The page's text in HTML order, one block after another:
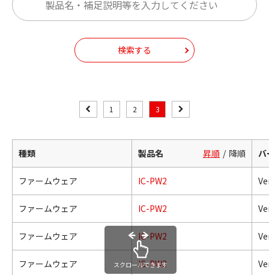
検索する
1 2 3
種類 製品名 昇順 降順
ファームウェア IC-PW2
ファームウェア IC-PW2
ファームウェア IC-PW2
ファームウェア IC-PW2
スクロールできます